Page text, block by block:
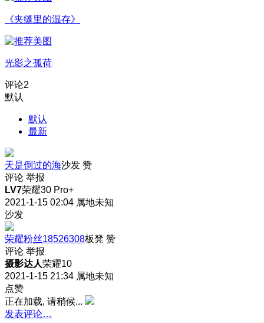
《夹缝里的温存》
光影之孤荷
评论2
默认
默认
最新
天是倒过的海沙发 赞
评论 举报
LV7荣耀30 Pro+
2021-1-15 02:04 属地未知
沙发
荣耀粉丝18526308板凳 赞
评论 举报
摄影达人荣耀10
2021-1-15 21:34 属地未知
点赞
正在加载, 请稍候...
发表评论…